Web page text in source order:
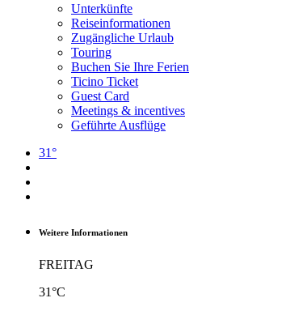
Unterkünfte
Reiseinformationen
Zugängliche Urlaub
Touring
Buchen Sie Ihre Ferien
Ticino Ticket
Guest Card
Meetings & incentives
Geführte Ausflüge
31°
Weitere Informationen
FREITAG
31°C